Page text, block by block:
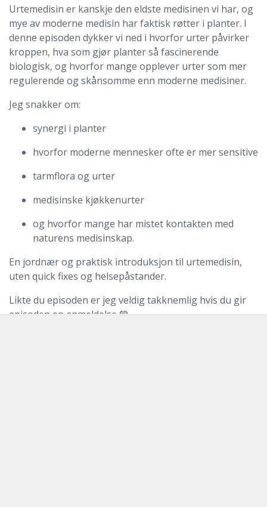
Urtemedisin er kanskje den eldste medisinen vi har, og
mye av moderne medisin har faktisk røtter i planter. I
denne episoden dykker vi ned i hvorfor urter påvirker
kroppen, hva som gjør planter så fascinerende
biologisk, og hvorfor mange opplever urter som mer
regulerende og skånsomme enn moderne medisiner.
Jeg snakker om:
synergi i planter
hvorfor moderne mennesker ofte er mer sensitive
tarmflora og urter
medisinske kjøkkenurter
og hvorfor mange har mistet kontakten med
naturens medisinskap.
En jordnær og praktisk introduksjon til urtemedisin,
uten quick fixes og helsepåstander.
Likte du episoden er jeg veldig takknemlig hvis du gir
episoden en anmeldelse 💚